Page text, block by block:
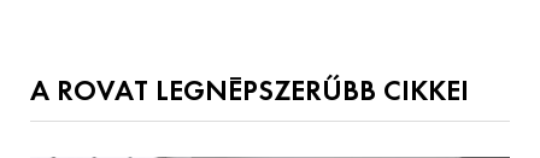
A ROVAT LEGNÉPSZERŰBB CIKKEI